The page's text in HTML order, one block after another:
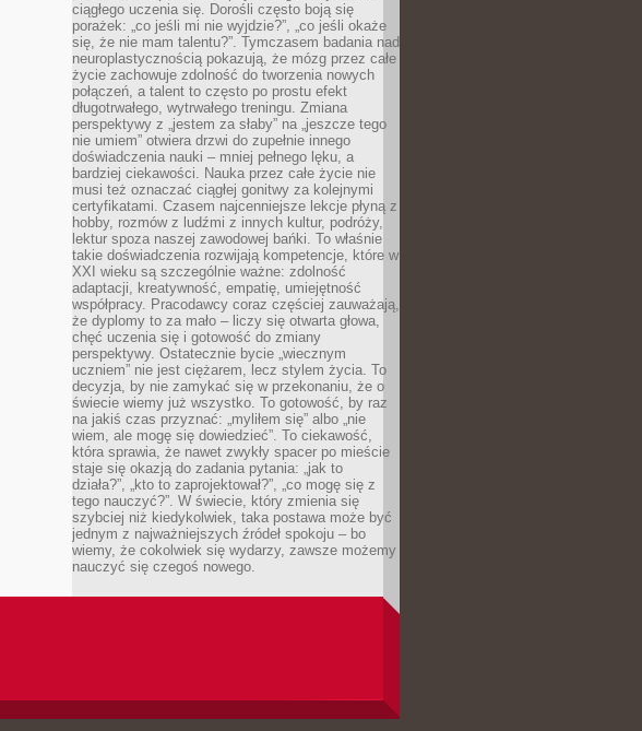
ciągłego uczenia się. Dorośli często boją się
porażek: „co jeśli mi nie wyjdzie?”, „co jeśli okaże
się, że nie mam talentu?”. Tymczasem badania nad
neuroplastycznością pokazują, że mózg przez całe
życie zachowuje zdolność do tworzenia nowych
połączeń, a talent to często po prostu efekt
długotrwałego, wytrwałego treningu. Zmiana
perspektywy z „jestem za słaby” na „jeszcze tego
nie umiem” otwiera drzwi do zupełnie innego
doświadczenia nauki – mniej pełnego lęku, a
bardziej ciekawości. Nauka przez całe życie nie
musi też oznaczać ciągłej gonitwy za kolejnymi
certyfikatami. Czasem najcenniejsze lekcje płyną z
hobby, rozmów z ludźmi z innych kultur, podróży,
lektur spoza naszej zawodowej bańki. To właśnie
takie doświadczenia rozwijają kompetencje, które w
XXI wieku są szczególnie ważne: zdolność
adaptacji, kreatywność, empatię, umiejętność
współpracy. Pracodawcy coraz częściej zauważają,
że dyplomy to za mało – liczy się otwarta głowa,
chęć uczenia się i gotowość do zmiany
perspektywy. Ostatecznie bycie „wiecznym
uczniem” nie jest ciężarem, lecz stylem życia. To
decyzja, by nie zamykać się w przekonaniu, że o
świecie wiemy już wszystko. To gotowość, by raz
na jakiś czas przyznać: „myliłem się” albo „nie
wiem, ale mogę się dowiedzieć”. To ciekawość,
która sprawia, że nawet zwykły spacer po mieście
staje się okazją do zadania pytania: „jak to
działa?”, „kto to zaprojektował?”, „co mogę się z
tego nauczyć?”. W świecie, który zmienia się
szybciej niż kiedykolwiek, taka postawa może być
jednym z najważniejszych źródeł spokoju – bo
wiemy, że cokolwiek się wydarzy, zawsze możemy
nauczyć się czegoś nowego.